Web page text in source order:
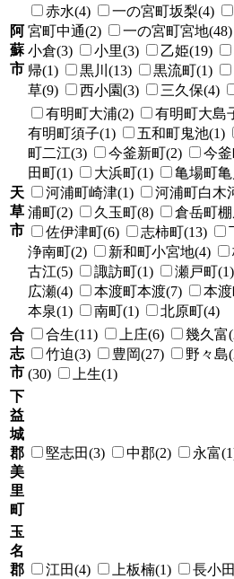
阿
蘇
市
赤水(4) 一の宮町坂梨(4)
宮町中通(2)
一の宮町宮地(48)
小倉(3)
小里(3) 乙姫(19)
帰(1)
黒川(13) 黒流町(1)
草(9)
西小園(3) 三久保(4)
天
草
市
有明町大浦(2) 有明町大島
有明町須子(1)
五和町鬼池(1)
町二江(3)
今釜新町(2) 今
田町(1)
大浜町(1) 亀場町
河浦町崎津(1)
河浦町白木
浦町(2)
久玉町(8) 倉岳町
佐伊津町(6)
志柿町(13)
浄南町(2)
新和町小宮地(4)
古江(5)
諏訪町(1) 瀬戸町(1)
広瀬(4)
本渡町本渡(7) 本
本泉(1)
南町(1)
北原町(4)
合
志
市
合生(11) 上庄(6) 幾久富
竹迫(3)
豊岡(27) 野々島
(30)
上生(1)
下
益
城
郡
美
里
町
堅志田(3) 中郡(2) 永富
玉
名
郡
江田(4) 上板楠(1) 長小